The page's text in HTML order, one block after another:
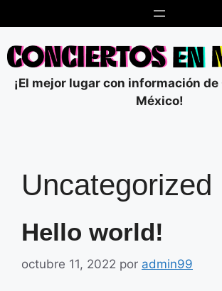
al
contenido
¡El mejor lugar con información
México!
Uncategorized
Hello world!
octubre 11, 2022 por admin99